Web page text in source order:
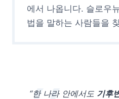
에서 나옵니다. 슬로우
법을 말하는 사람들을
“한 나라 안에서도 기후